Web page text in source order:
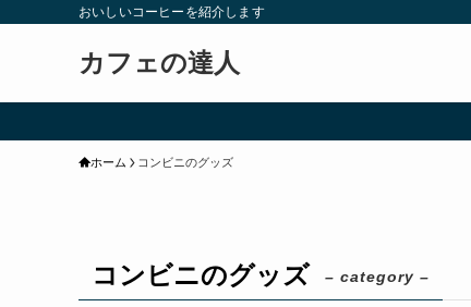
おいしいコーヒーを紹介します
カフェの達人
ホーム コンビニのグッズ
コンビニのグッズ – category –